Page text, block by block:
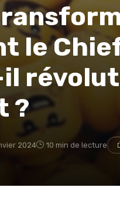
le
?
2024 10 min de lecture